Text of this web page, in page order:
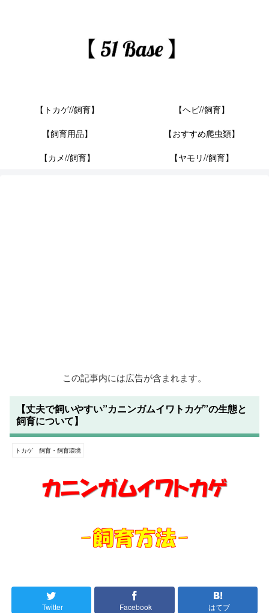
【トカゲ//飼育】
【ヘビ//飼育】
【飼育用品】
【おすすめ爬虫類】
【カメ//飼育】
【ヤモリ//飼育】
この記事内には広告が含まれます。
【丈夫で飼いやすい”カニンガムイワトカゲ”の生態と
飼育について】
トカゲ 飼育・飼育環境
Twitter Facebook はてブ